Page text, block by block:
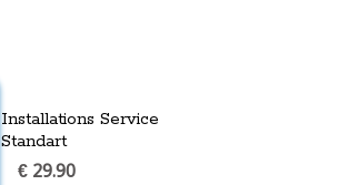
Installations Service
Standart
€ 29.90